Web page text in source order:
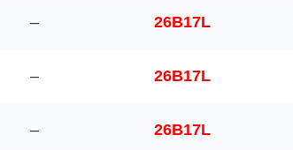
– 26B17L
– 26B17L
– 26B17L